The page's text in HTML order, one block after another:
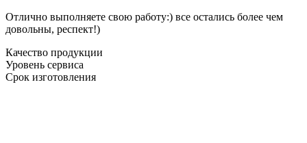
Отлично выполняете свою работу:) все остались более чем
довольны, респект!)
Качество продукции
Уровень сервиса
Срок изготовления